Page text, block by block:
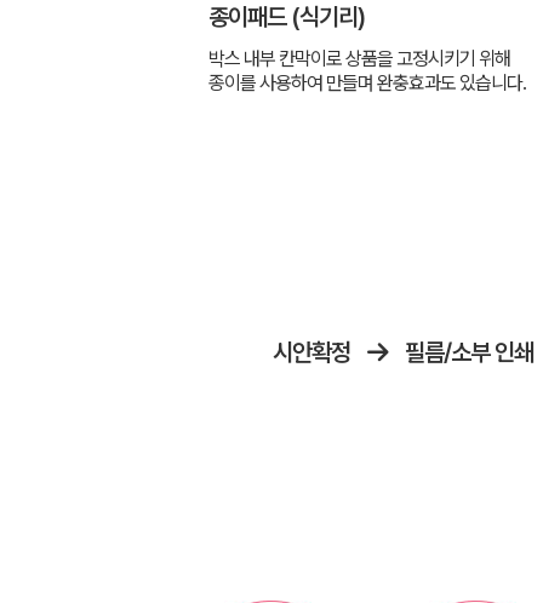
종이패드 (식기리)
박스 내부 칸막이로 상품을 고정시키기 위해
종이를 사용하여 만들며 완충효과도 있습니다.
시안확정 필름/소부 인쇄